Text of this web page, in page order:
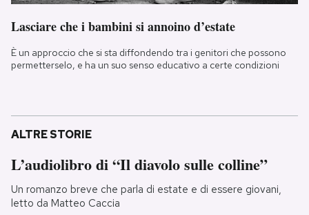
Lasciare che i bambini si annoino d’estate
È un approccio che si sta diffondendo tra i genitori che possono
permetterselo, e ha un suo senso educativo a certe condizioni
ALTRE STORIE
L’audiolibro di “Il diavolo sulle colline”
Un romanzo breve che parla di estate e di essere giovani,
letto da Matteo Caccia